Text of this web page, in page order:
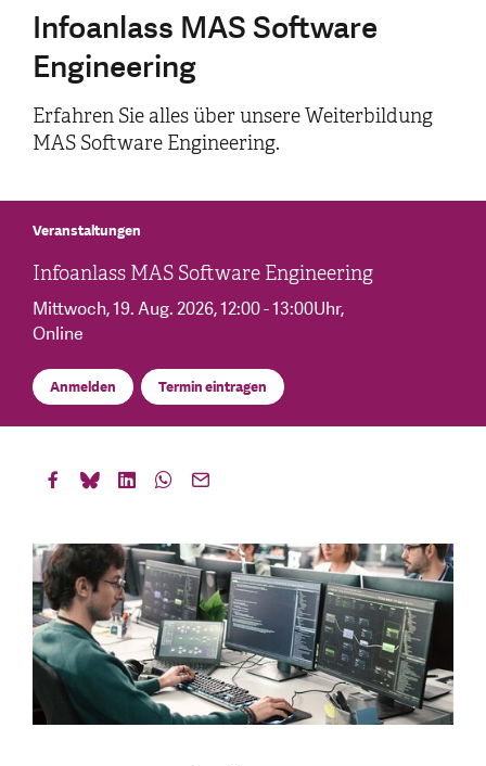
Infoanlass MAS Software
Engineering
Erfahren Sie alles über unsere Weiterbildung
MAS Software Engineering.
Veranstaltungen
Infoanlass MAS Software Engineering
Mittwoch, 19. Aug. 2026, 12:00 - 13:00Uhr,
Online
Anmelden Termin eintragen